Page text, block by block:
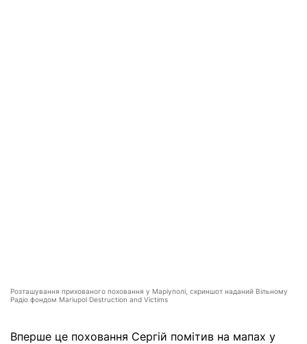
Розташування прихованого поховання у Маріуполі, скриншот наданий Вільному
Радіо фондом Mariupol Destruction and Victims
Вперше це поховання Сергій помітив на мапах у